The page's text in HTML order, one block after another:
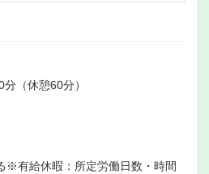
（休憩60分）
※有給休暇：所定労働日数・時間